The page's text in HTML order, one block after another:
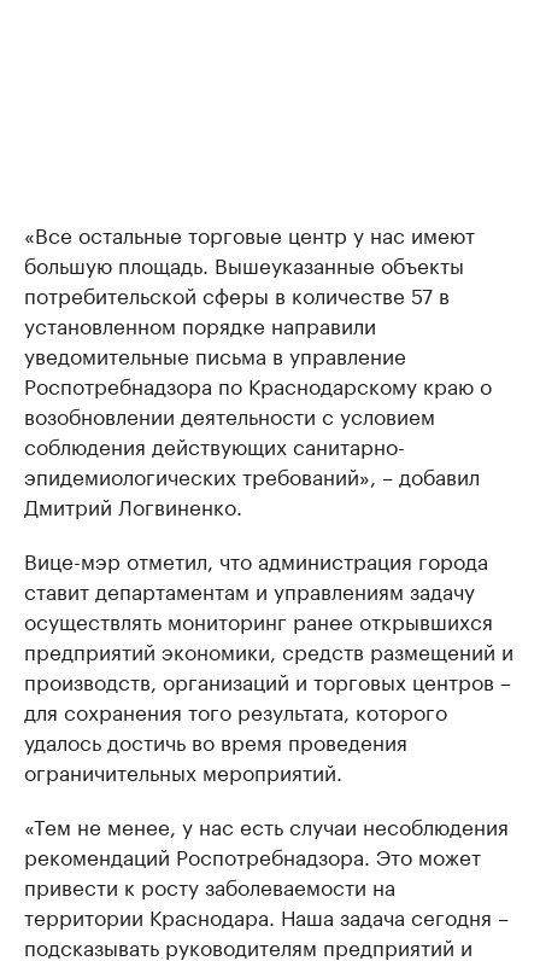
«Все остальные торговые центр у нас имеют
большую площадь. Вышеуказанные объекты
потребительской сферы в количестве 57 в
установленном порядке направили
уведомительные письма в управление
Роспотребнадзора по Краснодарскому краю о
возобновлении деятельности с условием
соблюдения действующих санитарно-
эпидемиологических требований», – добавил
Дмитрий Логвиненко.
Вице-мэр отметил, что администрация города
ставит департаментам и управлениям задачу
осуществлять мониторинг ранее открывшихся
предприятий экономики, средств размещений и
производств, организаций и торговых центров –
для сохранения того результата, которого
удалось достичь во время проведения
ограничительных мероприятий.
«Тем не менее, у нас есть случаи несоблюдения
рекомендаций Роспотребнадзора. Это может
привести к росту заболеваемости на
территории Краснодара. Наша задача сегодня –
подсказывать руководителям предприятий и